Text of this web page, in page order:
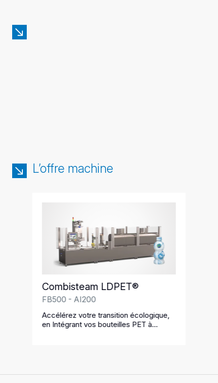
L’offre machine
Combisteam LDPET®
FB500 - AI200
Accélérez votre transition écologique,
en Intégrant vos bouteilles PET à